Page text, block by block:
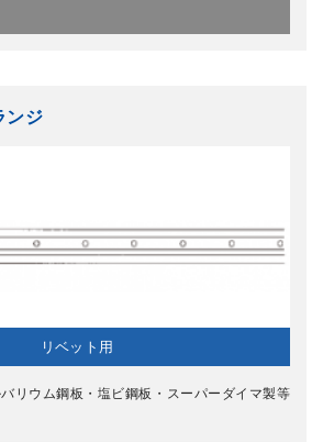
ンジ
リベット用
リウム鋼板・塩ビ鋼板・スーパーダイマ製等